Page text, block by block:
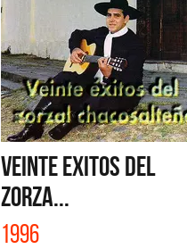
VEINTE EXITOS DEL
ZORZA...
1996